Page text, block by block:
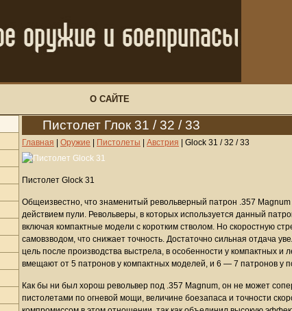
О САЙТЕ
Пистолет Глок 31 / 32 / 33
Главная Оружие Пистолеты Австрия Glock 31 / 32 / 33
Пистолет Glock 31
Общеизвестно, что знаменитый револьверный патрон .357
действием пули. Револьверы, в которых используется данный
включая компактные модели с коротким стволом. Но скоростную
самовзводом, что снижает точность. Достаточно сильная отдача
цель после производства выстрела, в особенности у компактных
вмещают от 5 патронов у компактных моделей, и 6 — 7 патронов у
Как бы ни был хорош револьвер под .357 Magnum, он не может
пистолетами по огневой мощи, величине боезапаса и точности